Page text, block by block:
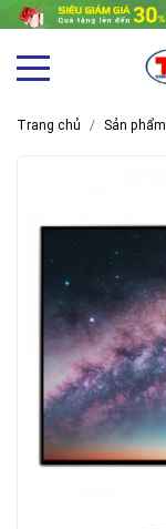
Trang chủ Sản phẩm